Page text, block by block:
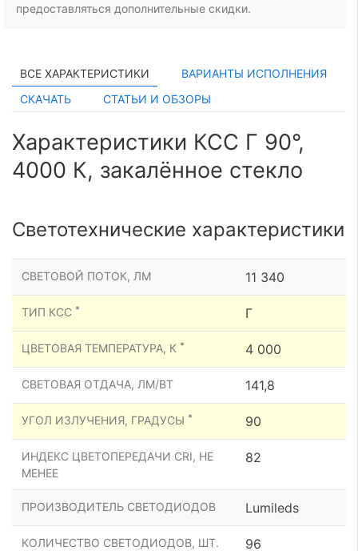
предоставляться дополнительные скидки.
ВСЕ ХАРАКТЕРИСТИКИ
ВАРИАНТЫ ИСПОЛНЕНИЯ
СКАЧАТЬ
СТАТЬИ И ОБЗОРЫ
Характеристики КСС Г 90°,
4000 К, закалённое стекло
Светотехнические характеристики
СВЕТОВОЙ ПОТОК, ЛМ 11 340
ТИП КСС * Г
ЦВЕТОВАЯ ТЕМПЕРАТУРА, К * 4 000
СВЕТОВАЯ ОТДАЧА, ЛМ/ВТ 141,8
УГОЛ ИЗЛУЧЕНИЯ, ГРАДУСЫ * 90
ИНДЕКС ЦВЕТОПЕРЕДАЧИ CRI, НЕ
МЕНЕЕ
82
ПРОИЗВОДИТЕЛЬ СВЕТОДИОДОВ Lumileds
КОЛИЧЕСТВО СВЕТОДИОДОВ, ШТ. 96